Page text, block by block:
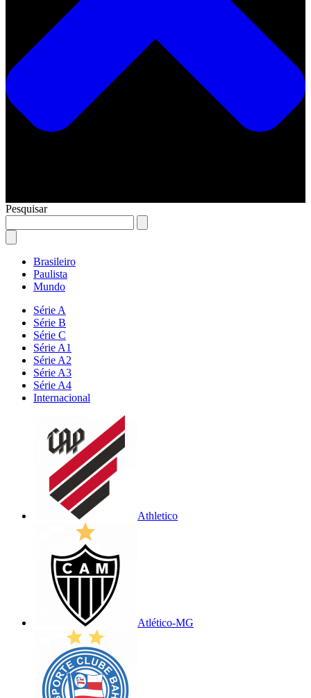
Pesquisar
Brasileiro
Paulista
Mundo
Série A
Série B
Série C
Série A1
Série A2
Série A3
Série A4
Internacional
Athletico
Atlético-MG